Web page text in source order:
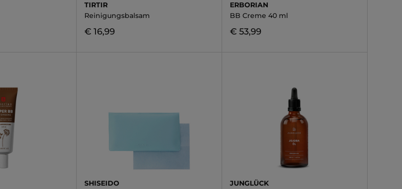
TIRTIR
Reinigungsbalsam
€ 16,99
ERBORIAN
BB Creme 40 ml
€ 53,99
SHISEIDO
JUNGLÜCK